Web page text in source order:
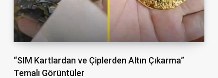
“SIM Kartlardan ve Çiplerden Altın Çıkarma”
Temalı Görüntüler